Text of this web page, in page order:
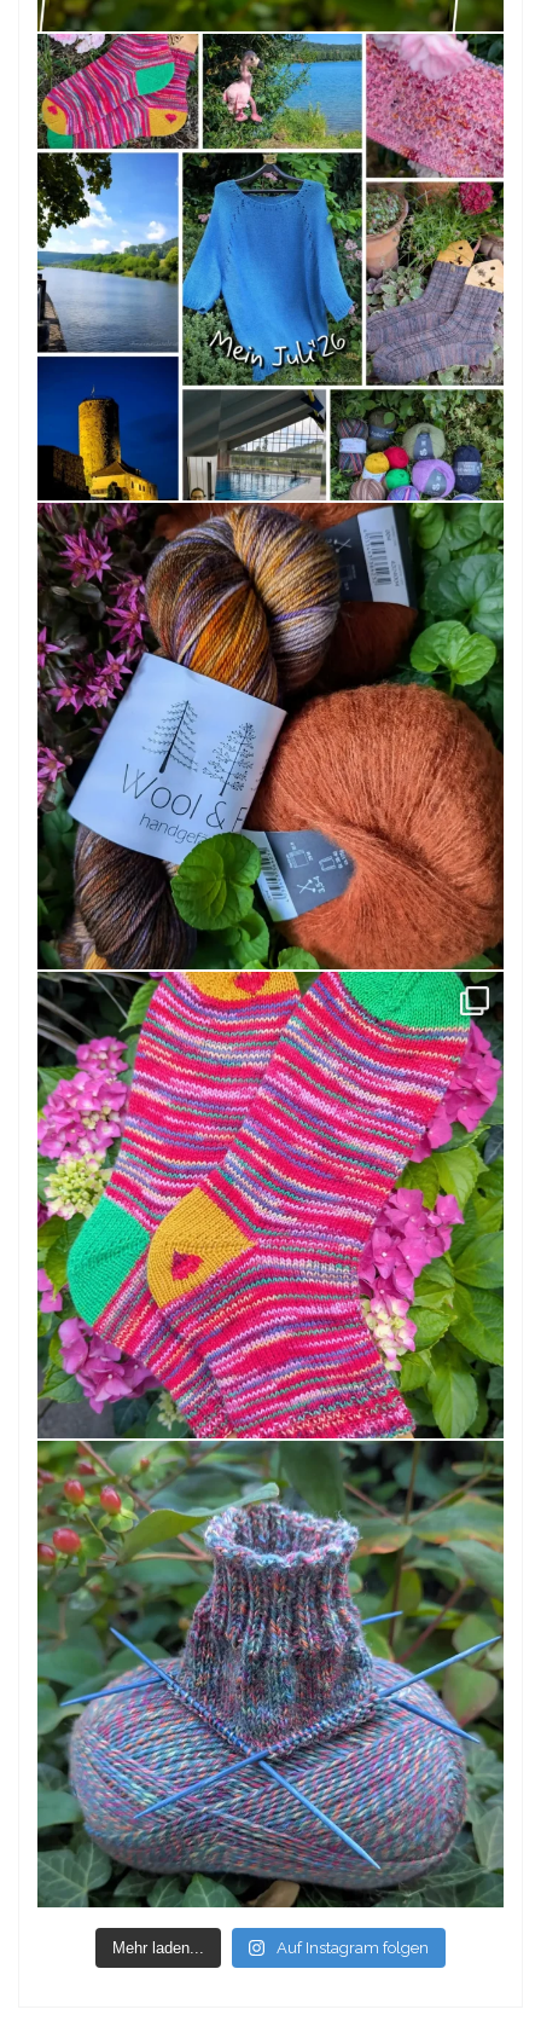
Mehr laden... Auf Instagram folgen